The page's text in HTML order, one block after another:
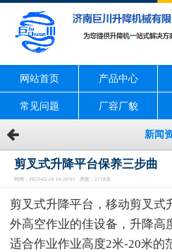
网站首页 产品中心
常见问题 厂容厂貌
新闻
剪叉式升降平台保养三步曲
时间：2023-02-28 10:28:01 浏览：2718次
剪叉式升降平台，移动剪叉式
外高空作业的佳设备，升降高
适合作业作业高度2米-20米的